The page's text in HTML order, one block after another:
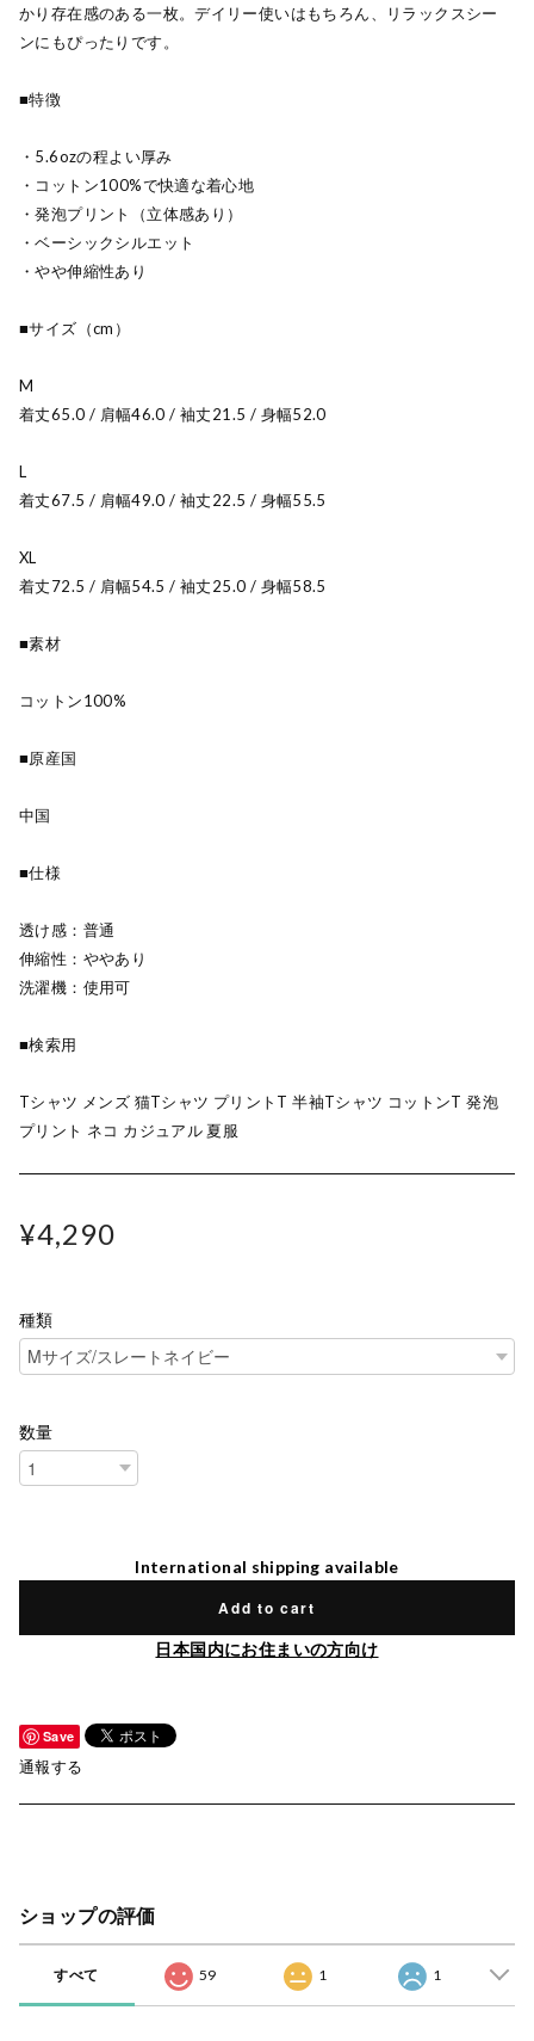
かり存在感のある一枚。デイリー使いはもちろん、リラックスシー
ンにもぴったりです。
■特徴
・5.6ozの程よい厚み
・コットン100%で快適な着心地
・発泡プリント（立体感あり）
・ベーシックシルエット
・やや伸縮性あり
■サイズ（cm）
M
着丈65.0 / 肩幅46.0 / 袖丈21.5 / 身幅52.0
L
着丈67.5 / 肩幅49.0 / 袖丈22.5 / 身幅55.5
XL
着丈72.5 / 肩幅54.5 / 袖丈25.0 / 身幅58.5
■素材
コットン100%
■原産国
中国
■仕様
透け感：普通
伸縮性：ややあり
洗濯機：使用可
■検索用
Tシャツ メンズ 猫Tシャツ プリントT 半袖Tシャツ コットンT 発泡
プリント ネコ カジュアル 夏服
¥4,290
種類
数量
International shipping available
Add to cart
日本国内にお住まいの方向け
Save
通報する
ショップの評価
すべて 59 1 1